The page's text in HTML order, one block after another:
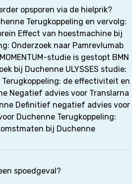
opsporen via de hielprik?
Terugkoppeling en vervolg:
Effect van hoestmachine bij
Onderzoek naar Pamrevlumab
studie is gestopt BMN
bij Duchenne ULYSSES studie:
de effectiviteit en
Negatief advies voor Translarna
Definitief negatief advies voor
Duchenne Terugkoppeling:
bij Duchenne
spoedgeval?